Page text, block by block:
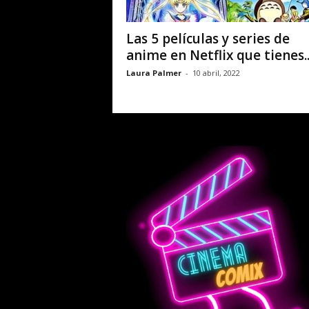
Las 5 películas y series de
anime en Netflix que
Laura Palmer - 10 abril, 2022